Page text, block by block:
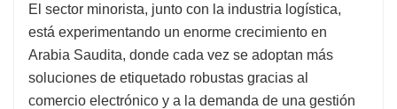
El sector minorista, junto con la industria logística,
está experimentando un enorme crecimiento en
Arabia Saudita, donde cada vez se adoptan más
soluciones de etiquetado robustas gracias al
comercio electrónico y a la demanda de una gestión